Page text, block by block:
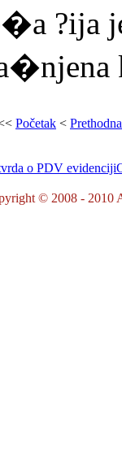
?ija
Početak < Prethodna
o PDV evidenciji
© 2008 - 2010